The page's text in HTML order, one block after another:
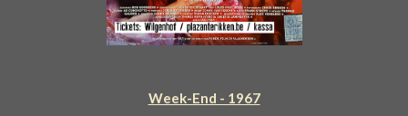
Week-End - 1967